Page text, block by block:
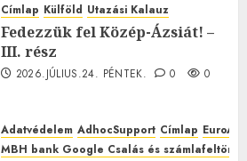
Címlap Külföld Utazási Kalauz
Fedezzük fel Közép-Ázsiát! –
III. rész
2026.JÚLIUS.24. PÉNTEK. 0 0
Adatvédelem AdhocSupport Címlap
MBH bank Google Csalás és